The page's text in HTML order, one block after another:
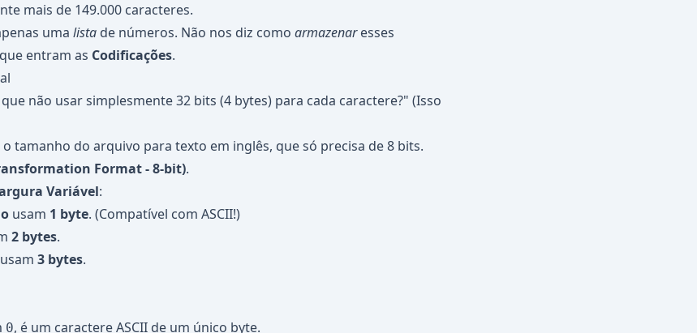
mais de 149.000 caracteres.
uma lista de números. Não nos diz como armazenaresses
entram as Codificações.
não usar simplesmente 32 bits (4 bytes) para cada caractere?" (Isso
tamanho do arquivo para texto em inglês, que só precisa de 8 bits.
Format - 8-bit).
Variável:
usam 1 byte. (Compatível com ASCII!)
2 bytes.
usam 3 bytes.
0, é um caractere ASCII de um único byte.